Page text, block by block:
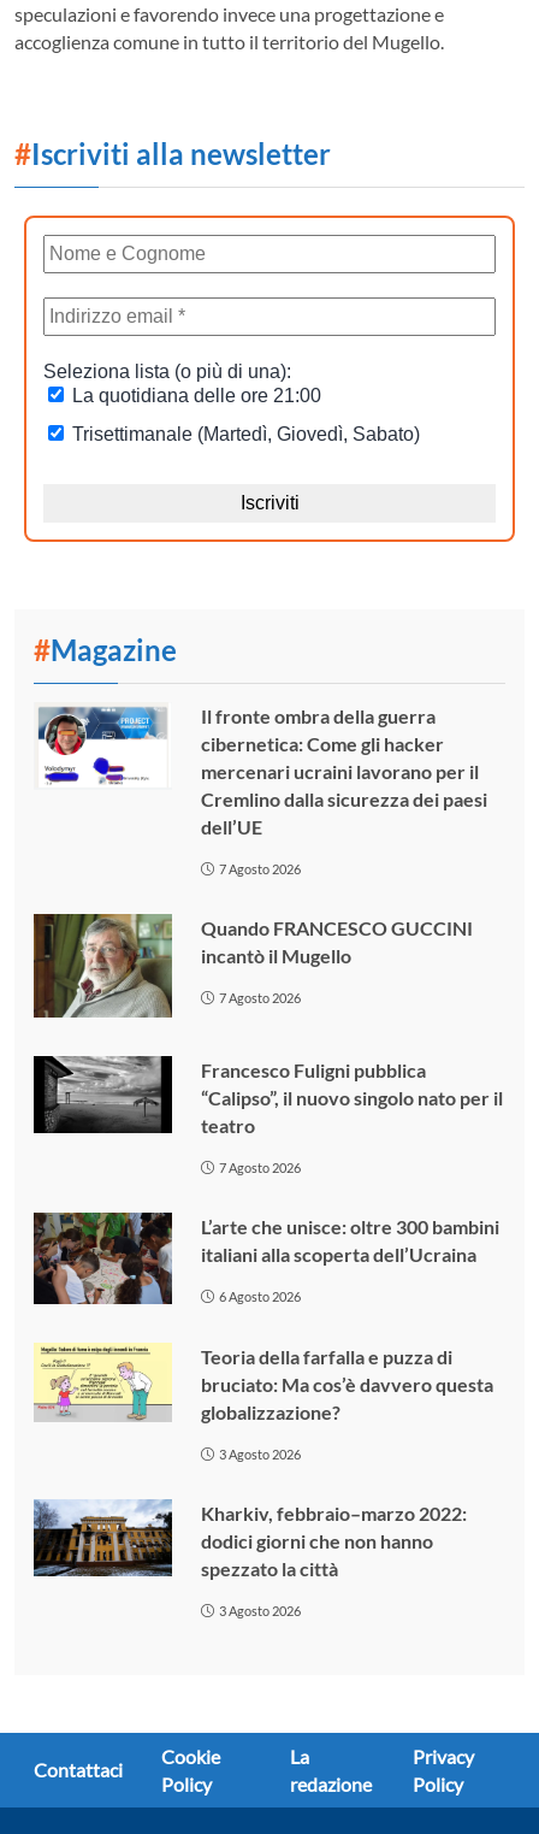
speculazioni e favorendo invece una progettazione e
accoglienza comune in tutto il territorio del Mugello.
#Iscriviti alla newsletter
#Magazine
Il fronte ombra della guerra
cibernetica: Come gli hacker
mercenari ucraini lavorano per il
Cremlino dalla sicurezza dei paesi
dell’UE
7 Agosto 2026
Quando FRANCESCO GUCCINI
incantò il Mugello
7 Agosto 2026
Francesco Fuligni pubblica
“Calipso”, il nuovo singolo nato per il
teatro
7 Agosto 2026
L’arte che unisce: oltre 300 bambini
italiani alla scoperta dell’Ucraina
6 Agosto 2026
Teoria della farfalla e puzza di
bruciato: Ma cos’è davvero questa
globalizzazione?
3 Agosto 2026
Kharkiv, febbraio–marzo 2022:
dodici giorni che non hanno
spezzato la città
3 Agosto 2026
Contattaci
Cookie
Policy
La
redazione
Privacy
Policy